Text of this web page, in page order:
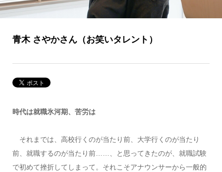
青木 さやかさん（お笑いタレント）
時代は就職氷河期、苦労は
それまでは、高校行くのが当たり前、大学行くのが当たり
前、就職するのが当たり前……、と思ってきたのが、就職試験
で初めて挫折してしまって。それこそアナウンサーから一般的